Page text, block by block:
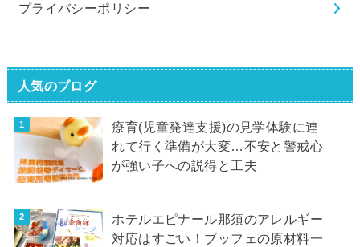
プライバシーポリシー
人気のブログ
療育(児童発達支援)の見学体験に連
れて行く準備が大変…不安と警戒心
が強い子への説得と工夫
ホテルエピナール那須のアレルギー
対応はすごい！ブッフェの原材料一